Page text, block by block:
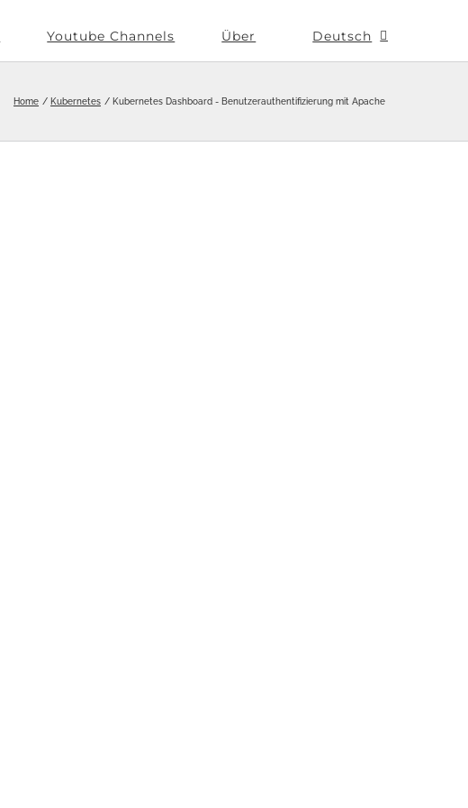
Youtube Channels Über Deutsch
Home Kubernetes Kubernetes Dashboard - Benutzerauthentifizierung mit Apache